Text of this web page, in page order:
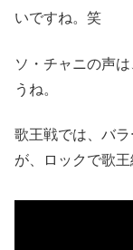
いですね。笑
ソ・チャニの声
うね。
歌王戦では、バ
が、ロックで歌